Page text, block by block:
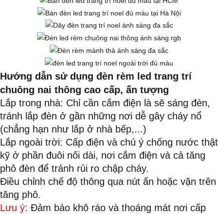
Hướng dẫn sử dụng đèn rèm led trang trí
chuông nai thông cao cấp, ấn tượng
Lắp trong nhà: Chỉ cần cắm điện là sẽ sáng đèn,
tránh lắp đèn ở gần những nơi dễ gây cháy nổ
(chẳng hạn như lắp ở nhà bếp,...)
Lắp ngoài trời: Cấp điện và chú ý chống nước thật
kỹ ở phần đuôi nối dài, nơi cắm điện và cả tăng
phô đèn để tránh rủi ro chập cháy.
Điều chỉnh chế độ thông qua nút ấn hoặc vặn trên
tăng phô.
Lưu ý: Đảm bảo khô ráo và thoáng mát nơi cấp